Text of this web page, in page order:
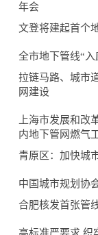
年会
文登将建起首个
全市地下管线“入
拉链马路、城市
网建设
上海市发展和改
内地下管网燃气
青原区：加快城
中国城市规划协
合肥核发首张管